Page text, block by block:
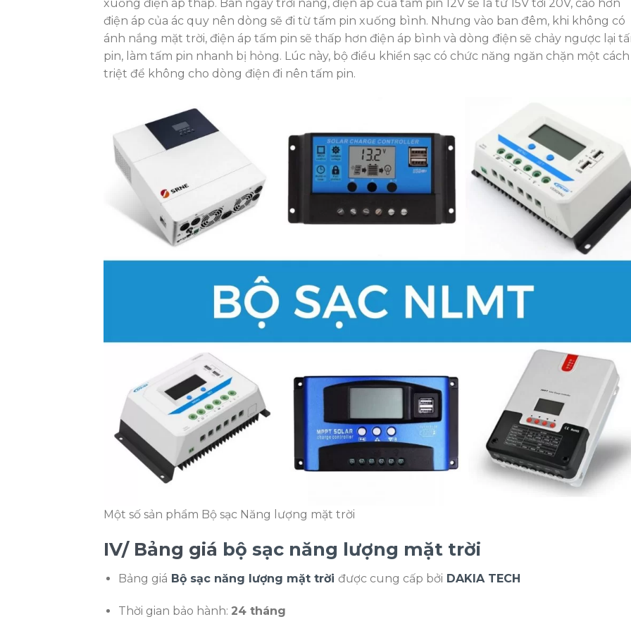
xuống điện áp thấp. Ban ngày trời nắng, điện áp của tấm pin 12V sẽ là từ 15V tới 20V, cao hơn
điện áp của ác quy nên dòng sẽ đi từ tấm pin xuống bình. Nhưng vào ban đêm, khi không có
ánh nắng mặt trời, điện áp tấm pin sẽ thấp hơn điện áp bình và dòng điện sẽ chảy ngược lại
pin, làm tấm pin nhanh bị hỏng. Lúc này, bộ điều khiển sạc có chức năng ngăn chặn một cách
triệt để không cho dòng điện đi nên tấm pin.
Một số sản phẩm Bộ sạc Năng lượng mặt trời
IV/ Bảng giá bộ sạc năng lượng mặt trời
Bảng giá Bộ sạc năng lượng mặt trời được cung cấp bởi DAKIA TECH
Thời gian bảo hành: 24 tháng